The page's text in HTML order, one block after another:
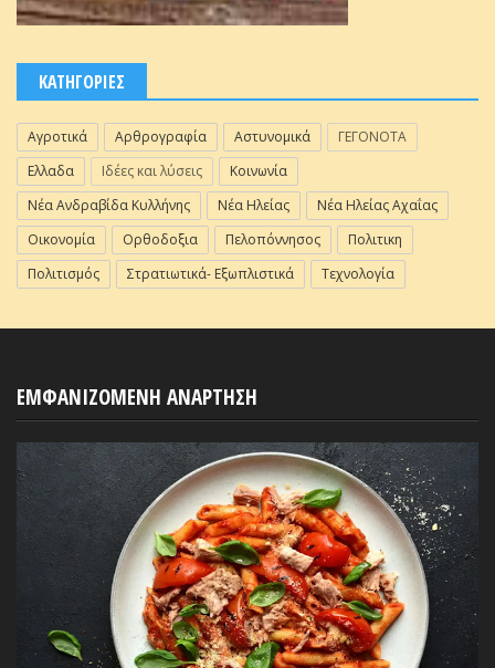
ΚΑΤΗΓΟΡΙΕΣ
Αγροτικά Αρθρογραφία Αστυνομικά
ΓΕΓΟΝΟΤΑ
Ελλαδα
Ιδέες και λύσεις
Κοινωνία
Νέα Ανδραβίδα Κυλλήνης
Νέα Ηλείας
Νέα Ηλείας Αχαΐας
Οικονομία
Ορθοδοξια Πελοπόννησος
Πολιτικη
Πολιτισμός
Στρατιωτικά- Εξωπλιστικά Τεχνολογία
ΕΜΦΑΝΙΖΟΜΕΝΗ ΑΝΑΡΤΗΣΗ